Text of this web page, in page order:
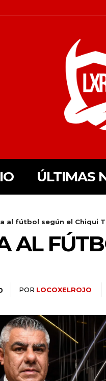
ÚLTIMAS
al fútbol según el Chiqui
AL
POR LOCOXELROJO